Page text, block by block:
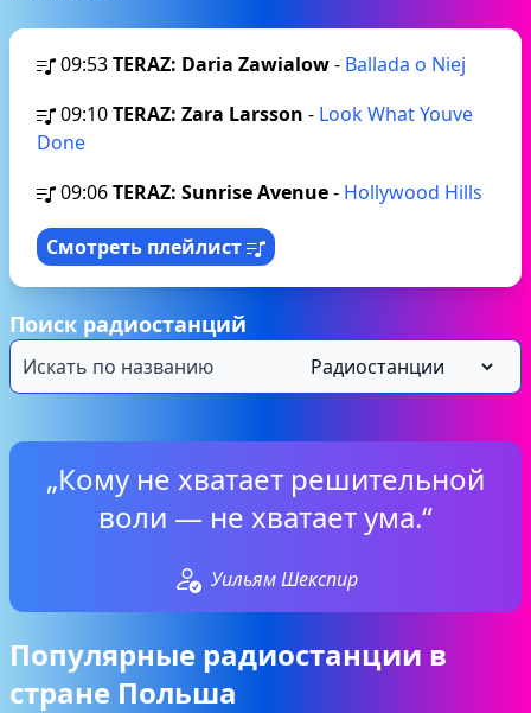
09:53TERAZ: Daria Zawialow- Ballada o Niej
09:10TERAZ: Zara Larsson - Look What Youve
Done
09:06TERAZ: Sunrise Avenue- Hollywood Hills
Смотреть плейлист
Поиск радиостанций
„Кому не хватает решительной
воли — не хватает ума.“
Уильям Шекспир
Популярные радиостанции в
стране Польша